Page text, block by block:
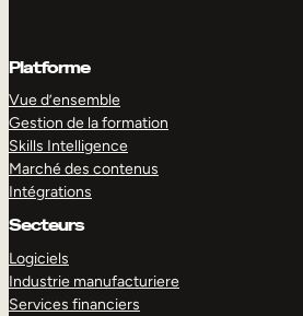
Platforme
Vue d’ensemble
Gestion de la formation
Skills Intelligence
Marché des contenus
Intégrations
Secteurs
Logiciels
Industrie manufacturiere
Services financiers